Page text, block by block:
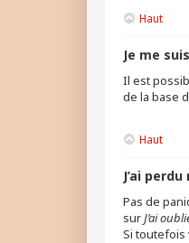
Haut
Je me
Il est
de la base
Haut
J’ai
Pas de
surJ’ai
Si toutefois